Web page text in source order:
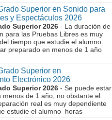
Superior en Sonido para
y Espectáculos 2026
Superior 2026 - La duración de
para las Pruebas Libres es muy
tiempo que estudie el alumno.
preparado en menos de 1 año
Superior en
Electrónico 2026
Superior 2026 - Se puede estar
menos de 1 año, no obstante el
real es muy dependiente
estudie el alumno horas